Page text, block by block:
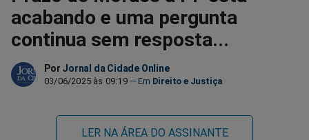
no
Facebook
no
Whatsapp
no
Twitter
no
Messenger
no
Telegram
acabando e uma pergunta
continua sem resposta...
Por Jornal da Cidade Online
03/06/2025 às 09:19 Direito e Justiça
LER NA ÁREA DO ASSINANTE